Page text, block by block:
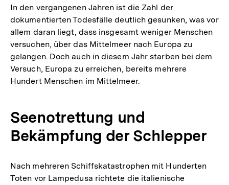
In den vergangenen Jahren ist die Zahl der
dokumentierten Todesfälle deutlich gesunken, was vor
allem daran liegt, dass insgesamt weniger Menschen
versuchen, über das Mittelmeer nach Europa zu
gelangen. Doch auch in diesem Jahr starben bei dem
Versuch, Europa zu erreichen, bereits mehrere
Hundert Menschen im Mittelmeer.
Seenotrettung und
Bekämpfung der Schlepper
Nach mehreren Schiffskatastrophen mit Hunderten
Toten vor Lampedusa richtete die italienische